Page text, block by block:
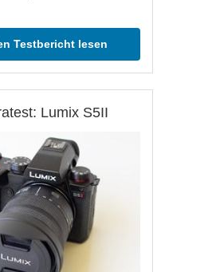
Testbericht lesen
Lumix S5II